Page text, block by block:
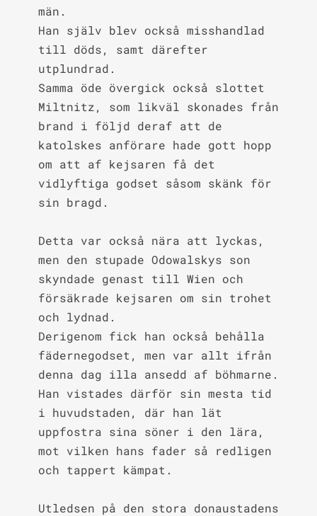
män.
Han själv blev också misshandlad
till döds, samt därefter
utplundrad.
Samma öde övergick också slottet
Miltnitz, som likväl skonades från
brand i följd deraf att de
katolskes anförare hade gott hopp
om att af kejsaren få det
vidlyftiga godset såsom skänk för
sin bragd.
Detta var också nära att lyckas,
men den stupade Odowalskys son
skyndade genast till Wien och
försäkrade kejsaren om sin trohet
och lydnad.
Derigenom fick han också behålla
fädernegodset, men var allt ifrån
denna dag illa ansedd af böhmarne.
Han vistades därför sin mesta tid
i huvudstaden, där han lät
uppfostra sina söner i den lära,
mot vilken hans fader så redligen
och tappert kämpat.
Utledsen på den stora donaustadens